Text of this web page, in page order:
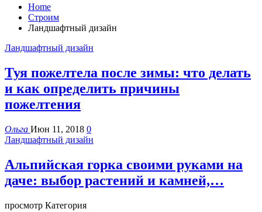
Home
Строим
Ландшафтный дизайн
Ландшафтный дизайн
Туя пожелтела после зимы: что делать
и как определить причины
пожелтения
Ольга Июн 11, 2018 0
Ландшафтный дизайн
Альпийская горка своими руками на
даче: выбор растений и камней,…
просмотр Категория